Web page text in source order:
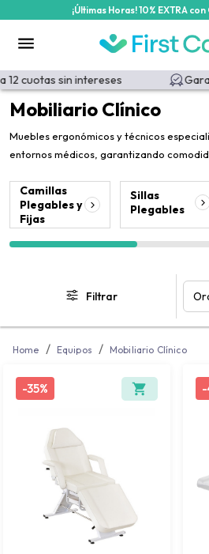
¡Últimas Horas! 10% EXTRA
sin intereses
Mobiliario Clínico
Muebles ergonómicos y técnicos
entornos médicos, garantizando
Camillas
Plegables y
Fijas
Sillas
Plegables
Filtrar
Home / Equipos / Mobiliario Clínico
-35% -
/categoria-producto/equipos/